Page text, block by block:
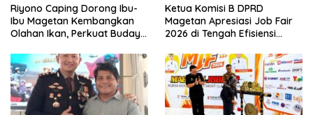
Riyono Caping Dorong Ibu-
Ibu Magetan Kembangkan
Olahan Ikan, Perkuat Budaya
Ketua Komisi B DPRD
Magetan Apresiasi Job Fair
2026 di Tengah Efisiensi